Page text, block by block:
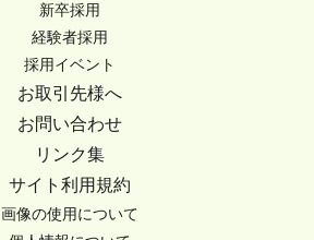
新卒採用
経験者採用
採用イベント
お取引先様へ
お問い合わせ
リンク集
サイト利用規約
画像の使用について